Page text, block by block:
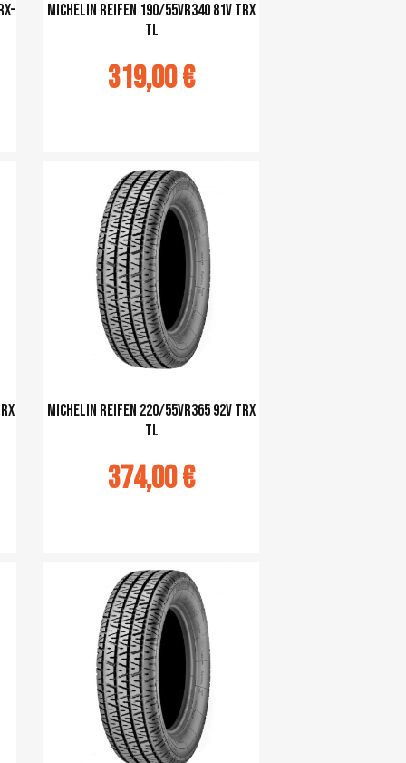
Michelin Reifen 190/55VR340 81V TRX
TL
319,00 €
Ajouter au panier
Michelin Reifen 220/55VR365 92V TRX
TL
374,00 €
Ajouter au panier